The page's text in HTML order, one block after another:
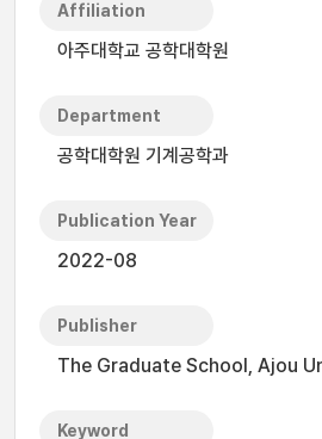
Affiliation
아주대학교 공학대학원
Department
공학대학원 기계공학과
Publication Year
2022-08
Publisher
The Graduate School, Ajou
Keyword